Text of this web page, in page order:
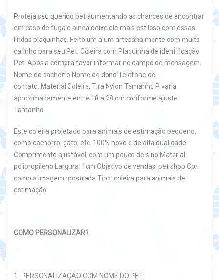
Proteja seu querido pet aumentando as chances de encontrar
em caso de fuga e ainda deixe ele mais estiloso com essas
lindas plaquinhas. Feito um a um artesanalmente com muito
carinho para seu Pet. Coleira com Plaquinha de identificação
Pet. Após a compra favor informar no campo de mensagem.
Nome do cachorro Nome do dono Telefone de
contato. Material Coleira: Tira Nylon Tamanho P varia
aproximadamente entre 18 a 28 cm conforme ajuste
Tamanho
Este coleira projetado para animais de estimação pequeno,
como cachorro, gato, etc. 100% novo e de alta qualidade
Comprimento ajustável, com um pouco de sino Material:
polipropileno Largura: 1cm Objetivo de vendas: pet shop Cor:
como a imagem mostrada Tipo: coleira para animais de
estimação
COMO PERSONALIZAR?
1- PERSONALIZAÇÃO COM NOME DO PET: